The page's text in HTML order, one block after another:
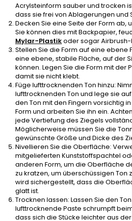
Acrylsteinform sauber und trocken
dass sie frei von Ablagerungen und
Decken Sie eine Seite der Form ab,
Sie können dies mit Backpapier,
Mylar-Plastikoder sogar
Stellen Sie die Form auf eine ebene
eine ebene, stabile Fläche, auf der
können. Legen Sie die Form mit der
damit sie nicht klebt.
Füge lufttrocknenden Ton hinzu:
lufttrocknenden Ton und lege sie
den Ton mit den Fingern vorsichtig
Form und arbeiten Sie ihn ein.
jede Vertiefung des Ziegels
Möglicherweise müssen Sie die
gewünschte Größe und Dicke des
Nivellieren Sie die Oberfläche:
mitgelieferten Kunststoffspachtel
anderen Form, um die Oberfläche
zu kratzen, um überschüssigen Ton
wird sichergestellt, dass die
glatt ist.
Trocknen lassen: Lassen Sie den
lufttrocknende Paste schrumpft
dass sich die Stücke leichter aus